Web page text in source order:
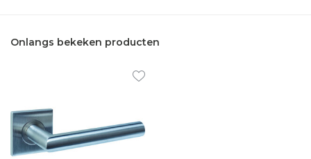
Onlangs bekeken producten